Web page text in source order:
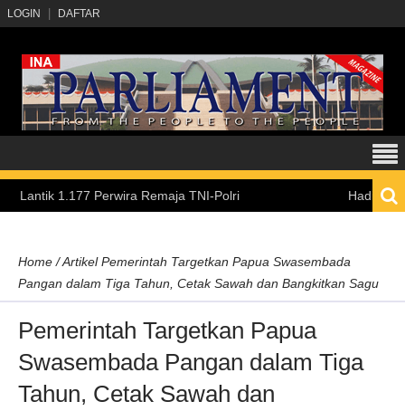
LOGIN DAFTAR
Perwira Remaja TNI-Polri Hadirkan
Home /Artikel Pemerintah Targetkan Papua Swasembada
Pangan dalam Tiga Tahun, Cetak Sawah dan Bangkitkan Sagu
Pemerintah Targetkan Papua
Swasembada Pangan dalam Tiga
Tahun, Cetak Sawah dan